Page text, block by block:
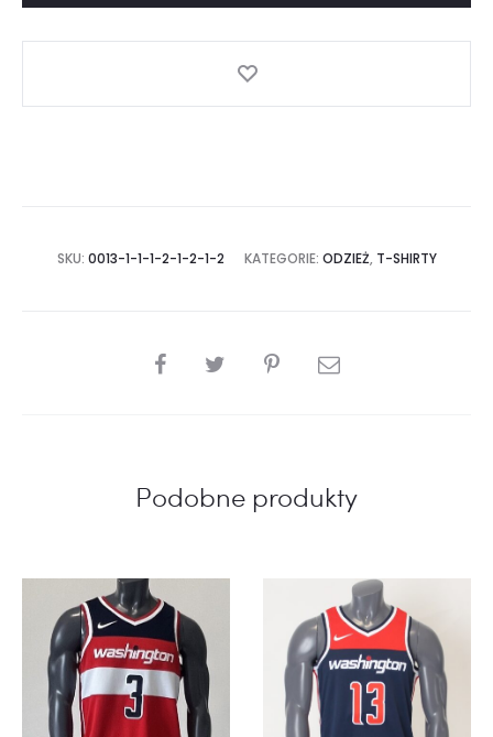
SKU: 0013-1-1-1-2-1-2-1-2 KATEGORIE: ODZIEŻ, T-SHIRTY
SHARE
Podobne produkty